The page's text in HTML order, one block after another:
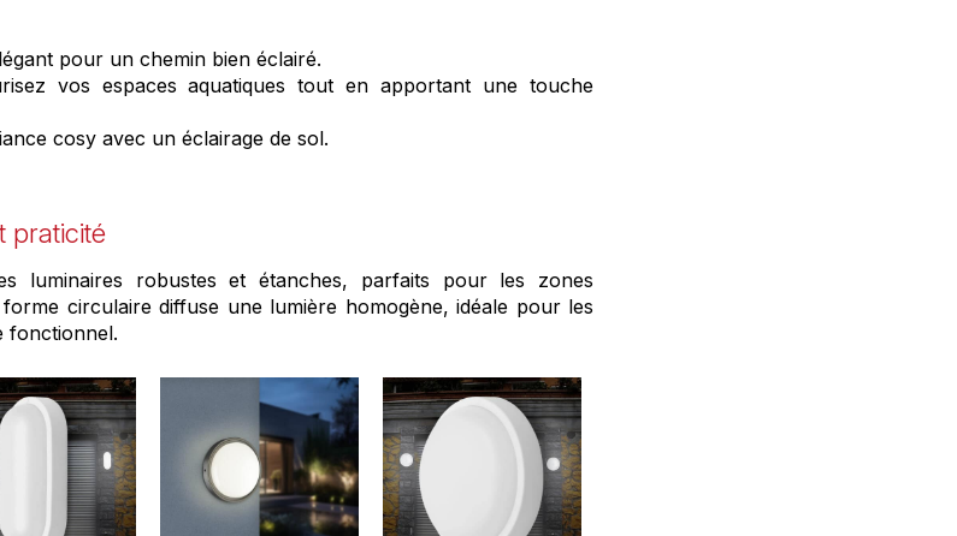
pour un chemin bien éclairé.
vos espaces aquatiques tout en apportant une touche
cosy avec un éclairage de sol.
praticité
luminaires robustes et étanches, parfaits pour les zones
circulaire diffuse une lumière homogène, idéale pour les
fonctionnel.